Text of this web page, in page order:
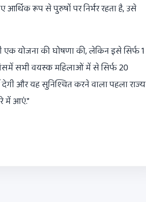
रूप से पुरुषों पर निर्भर रहता है, उसे
एक योजना की घोषणा की, लेकिन इसे सिर्फ 1
सभी वयस्क महिलाओं में से सिर्फ 20
और यह सुनिश्चित करने वाला पहला राज्य
में आएं.”